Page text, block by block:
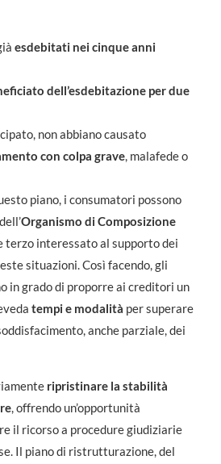
esdebitati nei cinque anni
dell’esdebitazione per due
non abbiano causato
con colpa grave, malafede o
piano, i consumatori possono
Organismo di Composizione
terzo interessato al supporto dei
situazioni. Così facendo, gli
in grado di proporre ai creditori un
tempi e modalità per superare
anche parziale, dei
ripristinare la stabilità
, offrendo un’opportunità
il ricorso a procedure giudiziarie
Il piano di ristrutturazione, del